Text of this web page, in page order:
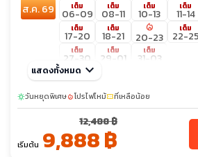
ส.ค. 69 เต็ม
06-09
เต็ม
08-11
เต็ม
10-13
เต็ม
11-14
เต็ม
17-20
เต็ม
18-21
local_fire_department
20-23
เต็ม
22-25
เต็ม
27-30
เต็ม
29-01
เต็ม
31-03
แสดงทั้งหมด keyboard_arrow_down
sunnyวันหยุดพิเศษlocal_fire_departmentโปรไฟไหม้confirmation_numberที่เหลือน้อย
เริ่มต้น
12,488 ฿
9,888 ฿